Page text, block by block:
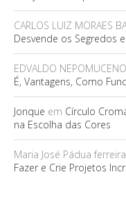
CARLOS LUIZ MORAES
Desvende os Segredos
EDVALDO
É, Vantagens, Como
Jonque em Círculo
na Escolha das Cores
Maria José Pádua ferreira
Fazer e Crie Projetos